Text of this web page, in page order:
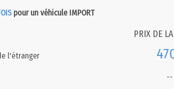
pour un véhicule IMPORT
l'étranger
PRIX DE
--